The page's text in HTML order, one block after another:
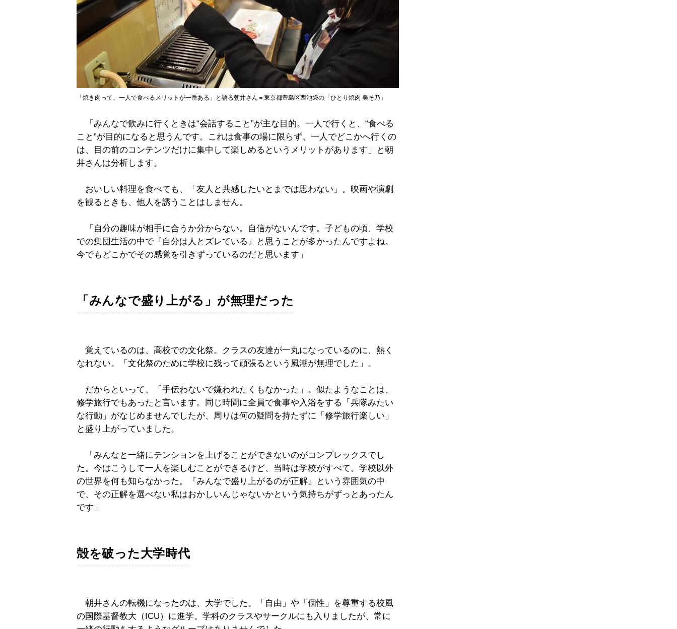
「焼き肉って、一人で食べるメリットが一番ある」と語る朝井さん＝東京都豊島区西池袋の「ひとり焼肉 美そ乃」
「みんなで飲みに行くときは“会話すること”が主な目的。一人で行くと、“食べる
こと”が目的になると思うんです。これは食事の場に限らず、一人でどこかへ行くの
は、目の前のコンテンツだけに集中して楽しめるというメリットがあります」と朝
井さんは分析します。
おいしい料理を食べても、「友人と共感したいとまでは思わない」。映画や演劇
を観るときも、他人を誘うことはしません。
「自分の趣味が相手に合うか分からない。自信がないんです。子どもの頃、学校
での集団生活の中で『自分は人とズレている』と思うことが多かったんですよね。
今でもどこかでその感覚を引きずっているのだと思います」
「みんなで盛り上がる」が無理だった
覚えているのは、高校での文化祭。クラスの友達が一丸になっているのに、熱く
なれない。「文化祭のために学校に残って頑張るという風潮が無理でした」。
だからといって、「手伝わないで嫌われたくもなかった」。似たようなことは、
修学旅行でもあったと言います。同じ時間に全員で食事や入浴をする「兵隊みたい
な行動」がなじめませんでしたが、周りは何の疑問を持たずに「修学旅行楽しい」
と盛り上がっていました。
「みんなと一緒にテンションを上げることができないのがコンプレックスでし
た。今はこうして一人を楽しむことができるけど、当時は学校がすべて。学校以外
の世界を何も知らなかった。『みんなで盛り上がるのが正解』という雰囲気の中
で、その正解を選べない私はおかしいんじゃないかという気持ちがずっとあったん
です」
殻を破った大学時代
朝井さんの転機になったのは、大学でした。「自由」や「個性」を尊重する校風
の国際基督教大（ICU）に進学。学科のクラスやサークルにも入りましたが、常に